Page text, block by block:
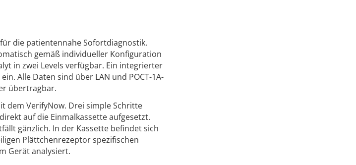
die patientennahe Sofortdiagnostik.
gemäß individueller Konfiguration
in zwei Levels verfügbar. Ein integrierter
Alle Daten sind über LAN und POCT-1A-
übertragbar.
dem VerifyNow. Drei simple Schritte
auf die Einmalkassette aufgesetzt.
gänzlich. In der Kassette befindet sich
Plättchenrezeptor spezifischen
Gerät analysiert.